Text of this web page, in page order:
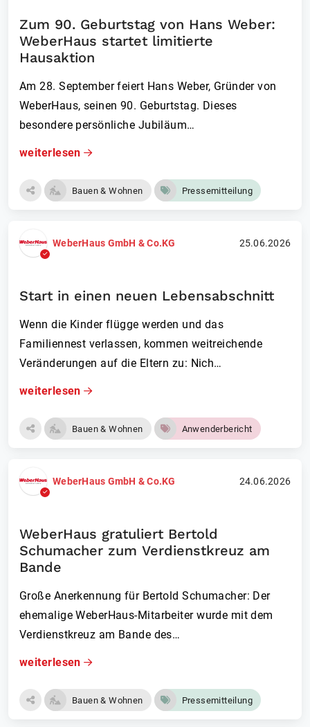
Zum 90. Geburtstag von Hans Weber:
WeberHaus startet limitierte
Hausaktion
Am 28. September feiert Hans Weber, Gründer von
WeberHaus, seinen 90. Geburtstag. Dieses
besondere persönliche Jubiläum…
weiterlesen
Bauen & Wohnen Pressemitteilung
WeberHaus GmbH & Co.KG 25.06.2026
Start in einen neuen Lebensabschnitt
Wenn die Kinder flügge werden und das
Familiennest verlassen, kommen weitreichende
Veränderungen auf die Eltern zu: Nich…
weiterlesen
Bauen & Wohnen Anwenderbericht
WeberHaus GmbH & Co.KG 24.06.2026
WeberHaus gratuliert Bertold
Schumacher zum Verdienstkreuz am
Bande
Große Anerkennung für Bertold Schumacher: Der
ehemalige WeberHaus-Mitarbeiter wurde mit dem
Verdienstkreuz am Bande des…
weiterlesen
Bauen & Wohnen Pressemitteilung